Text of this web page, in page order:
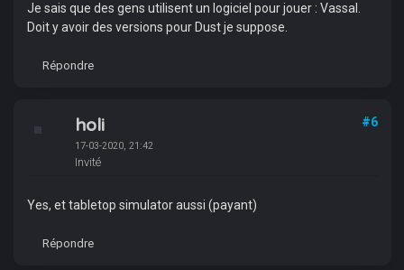
Je sais que des gens utilisent un logiciel pour jouer : Vassal.
Doit y avoir des versions pour Dust je suppose.
Répondre
holi
17-03-2020, 21:42
Invité
#6
Yes, et tabletop simulator aussi (payant)
Répondre